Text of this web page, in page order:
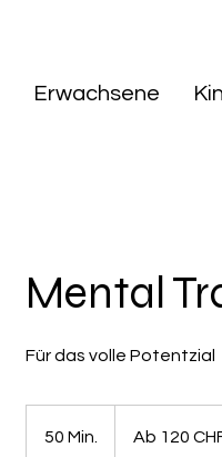
Erwachsene
Mental
Für das volle Potentzial
50 Min.
Schweizer
Ab 120